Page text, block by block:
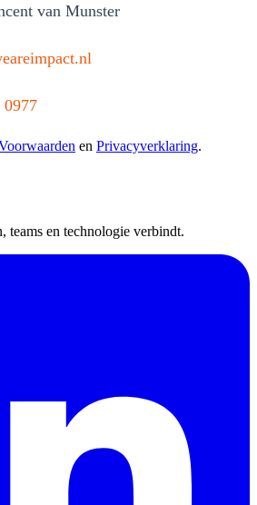
van Munster
0977
en Privacyverklaring.
teams en technologie verbindt.